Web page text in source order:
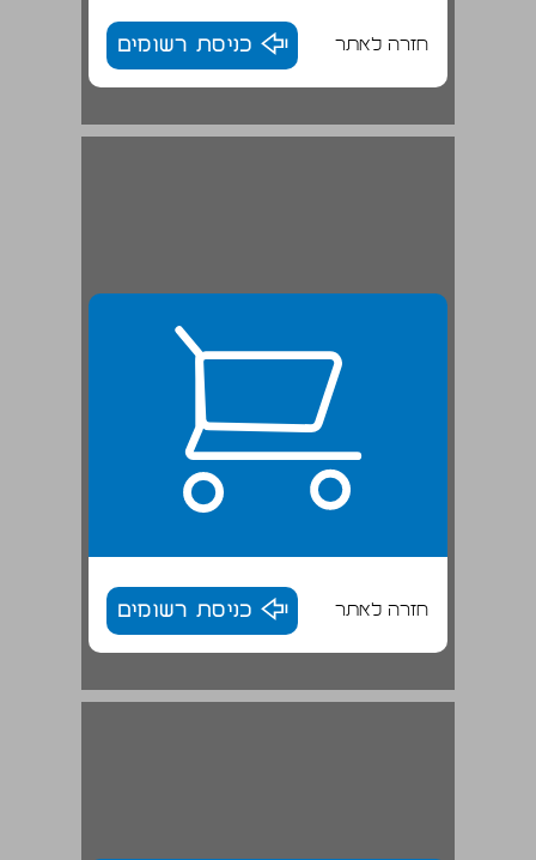
חזרה לאתר כניסת רשומים
ה. 1935: תרמילאות לפולין ... 23
חזרה לאתר כניסת רשומים
ו. 1937־1936: הכשרה בנען ... 24